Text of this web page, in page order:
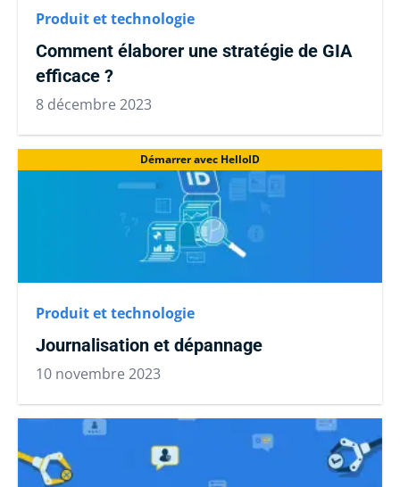
Produit et technologie
Comment élaborer une stratégie de GIA
efficace ?
8 décembre 2023
Démarrer avec HelloID
Produit et technologie
Journalisation et dépannage
10 novembre 2023